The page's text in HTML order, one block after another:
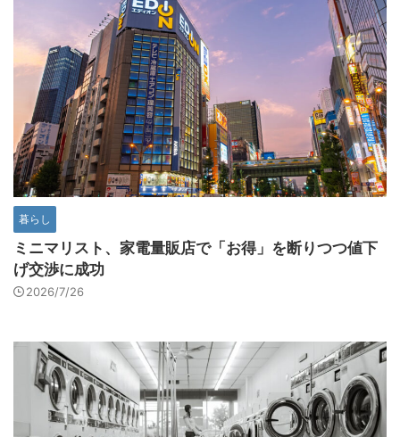
暮らし
ミニマリスト、家電量販店で「お得」を断りつつ値下
げ交渉に成功
2026/7/26